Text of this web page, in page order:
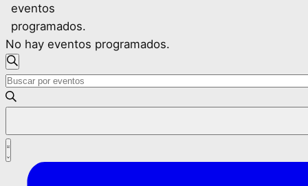
eventos
programados.
No hay eventos programados.
Navegación
de
búsqueda
y
Buscar
Introduce
la
clave.
Busca
Eventos
Navegación
de
Lista